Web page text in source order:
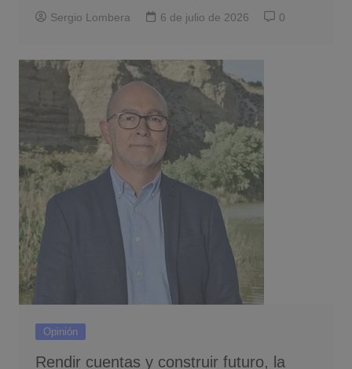
Sergio Lombera 6 de julio de 2026 0
Opinión
Rendir cuentas y construir futuro, la